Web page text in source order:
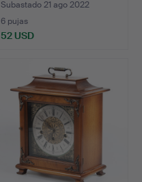
Subastado 21 ago 2022
6 pujas
52 USD